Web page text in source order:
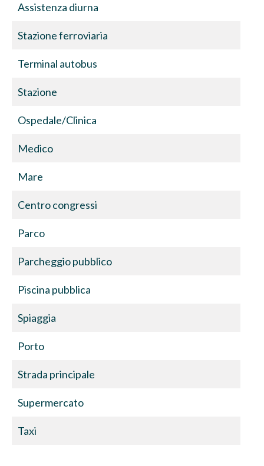
Assistenza diurna
Stazione ferroviaria
Terminal autobus
Stazione
Ospedale/Clinica
Medico
Mare
Centro congressi
Parco
Parcheggio pubblico
Piscina pubblica
Spiaggia
Porto
Strada principale
Supermercato
Taxi